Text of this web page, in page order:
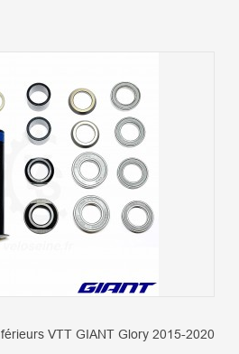
VTT GIANT Glory 2015-2020